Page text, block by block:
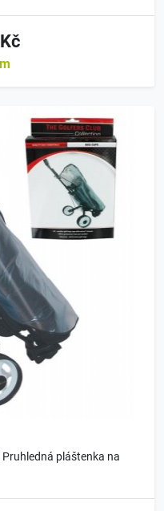
Pruhledná pláštenka na